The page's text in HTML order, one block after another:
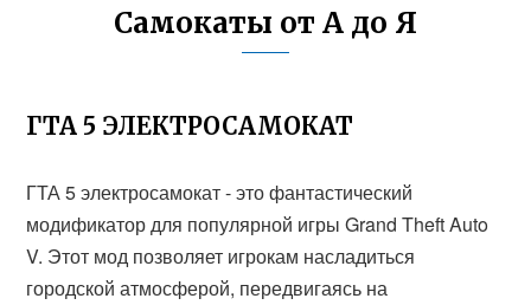
Самокаты от А до Я
ГТА 5 ЭЛЕКТРОСАМОКАТ
ГТА 5 электросамокат - это фантастический
модификатор для популярной игры Grand Theft Auto
V. Этот мод позволяет игрокам насладиться
городской атмосферой, передвигаясь на